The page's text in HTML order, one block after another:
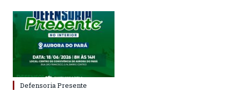
Defensoria Presente